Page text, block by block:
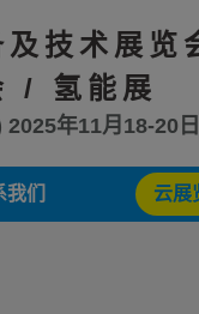
技术展览
/ 氢能展
2025年11月18-20日
们 云展